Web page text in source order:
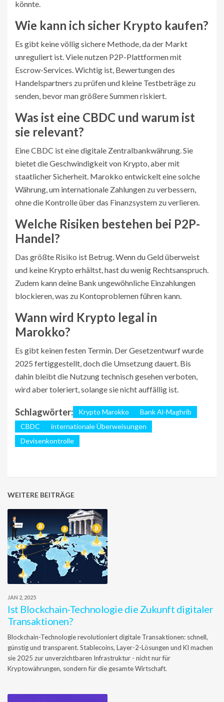
könnte.
Wie kann ich sicher Krypto kaufen?
Es gibt keine völlig sichere Methode, da der Markt
unreguliert ist. Viele nutzen P2P-Plattformen mit
Escrow-Services. Wichtig ist, Bewertungen des
Handelspartners zu prüfen und kleine Testbeträge zu
senden, bevor man größere Summen riskiert.
Was ist eine CBDC und warum ist
sie relevant?
Eine CBDC ist eine digitale Zentralbankwährung. Sie
bietet die Geschwindigkeit von Krypto, aber mit
staatlicher Sicherheit. Marokko entwickelt eine solche
Währung, um internationale Zahlungen zu verbessern,
ohne die Kontrolle über das Finanzsystem zu verlieren.
Welche Risiken bestehen bei P2P-
Handel?
Das größte Risiko ist Betrug. Wenn du Geld überweist
und keine Krypto erhältst, hast du wenig Rechtsanspruch.
Zudem kann deine Bank ungewöhnliche Einzahlungen
blockieren, was zu Kontoproblemen führen kann.
Wann wird Krypto legal in
Marokko?
Es gibt keinen festen Termin. Der Gesetzentwurf wurde
2025 fertiggestellt, doch die Umsetzung dauert. Bis
dahin bleibt die Nutzung technisch gesehen verboten,
wird aber toleriert, solange sie nicht auffällig ist.
Schlagwörter: Krypto Marokko
Bank Al-Maghrib
CBDC
internationale Überweisungen
Devisenkontrolle
WEITERE BEITRÄGE
JAN 2, 2025
Ist Blockchain-Technologie die Zukunft digitaler
Transaktionen?
Blockchain-Technologie revolutioniert digitale Transaktionen: schnell,
günstig und transparent. Stablecoins, Layer-2-Lösungen und KI machen
sie 2025 zur unverzichtbaren Infrastruktur - nicht nur für
Kryptowährungen, sondern für die gesamte Wirtschaft.